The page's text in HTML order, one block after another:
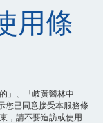
用條
」、「岐黃醫林中
您已同意接受本服務條
，請不要造訪或使用